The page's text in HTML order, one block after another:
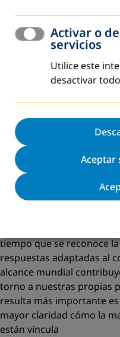
y de adultos deberíamos
los fundamentos de la
cierto que los problemas
sin las bases sentadas
sensible y de utilidad en
más difícil hacer visibles
hubieran pasado
Con todo, como se
que más ha costado ha
holística e integrada a
El nivel mundial
A nivel mundial,
los ODM, nos
tiempo que se reconoce
respuestas adaptadas al
alcance mundial
torno a nuestras propias
resulta más importante
mayor claridad cómo la
están vincula
Activar o
servicios
Utilice este
desactivar
Aceptar